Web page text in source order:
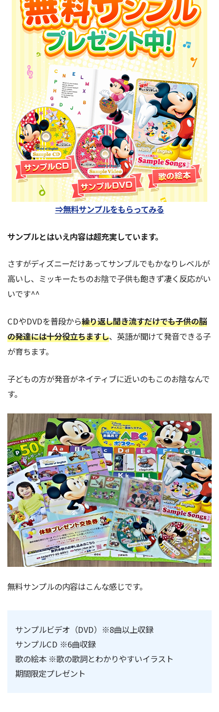
⇒無料サンプルをもらってみる
サンプルとはいえ内容は超充実しています。
さすがディズニーだけあってサンプルでもかなりレベルが
高いし、ミッキーたちのお陰で子供も飽きず凄く反応がい
いです^^
CDやDVDを普段から繰り返し聞き流すだけでも子供の脳
の発達には十分役立ちますし、英語が聞けて発音できる子
が育ちます。
子どもの方が発音がネイティブに近いのもこのお陰なんで
す。
無料サンプルの内容はこんな感じです。
サンプルビデオ（DVD）※8曲以上収録
サンプルCD ※6曲収録
歌の絵本 ※歌の歌詞とわかりやすいイラスト
期間限定プレゼント